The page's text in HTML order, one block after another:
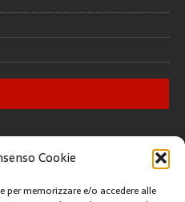
Cookie
memorizzare e/o accedere alle